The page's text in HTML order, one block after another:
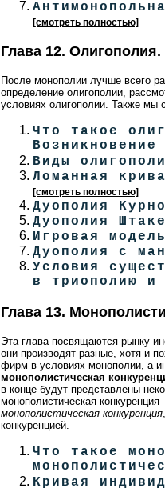
[смотреть полностью]
Глава 12. Олигополия.
После монополии лучше всего
определение олигополии,
условиях олигополии. Также мы
Что такое
Виды
Ломанная
[смотреть полностью]
Дуополия
Дуополия
Игровая
Дуополия с
Условия
в триополию и
Глава 13.
Эта глава посвящаются рынку
они производят разные, хотя и
фирм в условиях монополии, а
монополистическая
в конце будут представлены
монополистическая
монополистическая конкуренция
конкуренцией.
Что такое
Кривая